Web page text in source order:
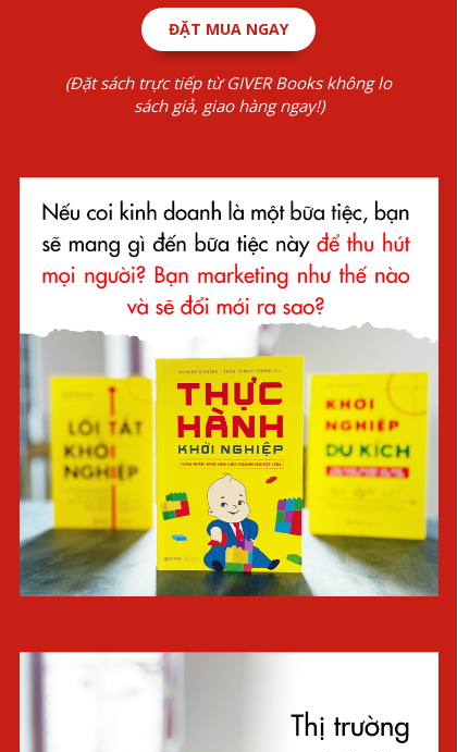
ĐẶT MUA NGAY
(Đặt sách trực tiếp từ GIVER Books không lo
sách giả, giao hàng ngay!)